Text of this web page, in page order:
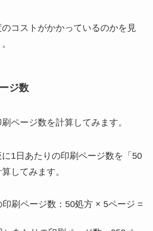
コストがかかっているのかを見
ジ数
ページ数を計算してみます。
1日あたりの印刷ページ数を「50
してみます。
印刷ページ数：50処方 × 5ページ =